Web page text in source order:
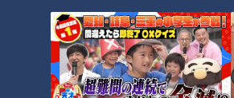
す！」外出先でYouTube視聴者
と出会った！
高校生が
を生演奏